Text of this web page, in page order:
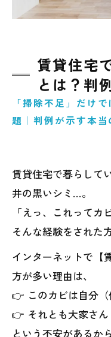
賃貸住宅
とは？判
「掃除不足」だけ
題｜判例が示す本
賃貸住宅で暮らして
井の黒いシミ…。
「えっ、これってカ
そんな経験をされた
インターネットで
方が多い理由は、
👉 このカビは自分（
👉 それとも大家さん
という不安があるか